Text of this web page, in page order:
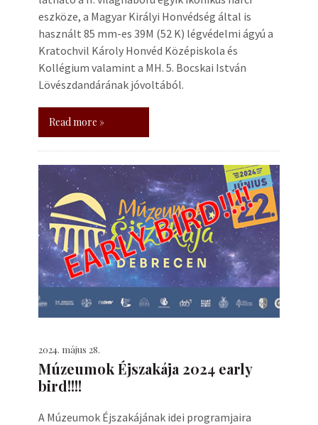
eszköze, a Magyar Királyi Honvédség által is
használt 85 mm-es 39M (52 K) légvédelmi ágyú a
Kratochvil Károly Honvéd Középiskola és
Kollégium valamint a MH. 5. Bocskai István
Lövészdandárának jóvoltából.
Read more »
2024. május 28.
Múzeumok Éjszakája 2024 early
bird!!!!
A Múzeumok Éjszakájának idei programjaira